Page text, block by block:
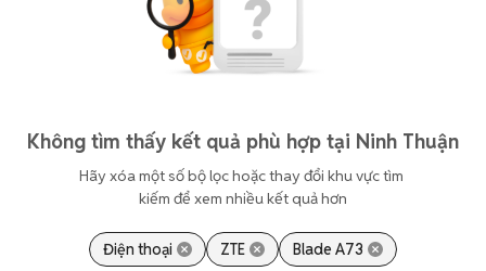
Không tìm thấy kết quả phù hợp tại Ninh Thuận
Hãy xóa một số bộ lọc hoặc thay đổi khu vực tìm
kiếm để xem nhiều kết quả hơn
Điện thoại ZTE Blade A73